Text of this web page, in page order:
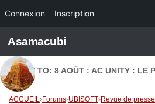
Connexion Inscription
Skip to content
Asamacubi
REPLY TO: 8 AOÛT : AC UNITY : LE
ACCUEIL›Forums›UBISOFT›Revue de presse